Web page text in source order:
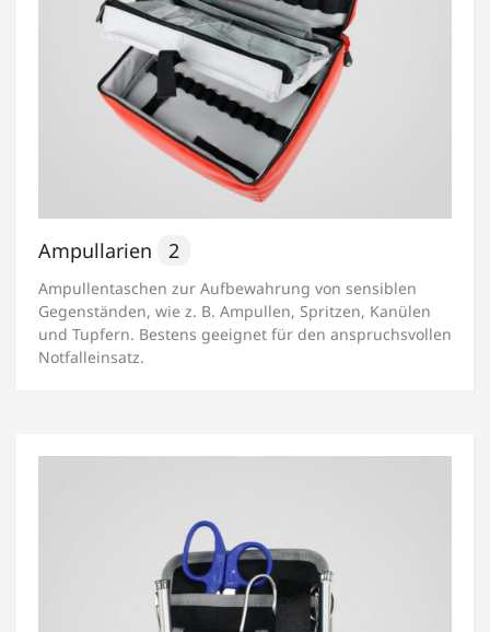
Ampullarien 2
Ampullentaschen zur Aufbewahrung von sensiblen
Gegenständen, wie z. B. Ampullen, Spritzen, Kanülen
und Tupfern. Bestens geeignet für den anspruchsvollen
Notfalleinsatz.